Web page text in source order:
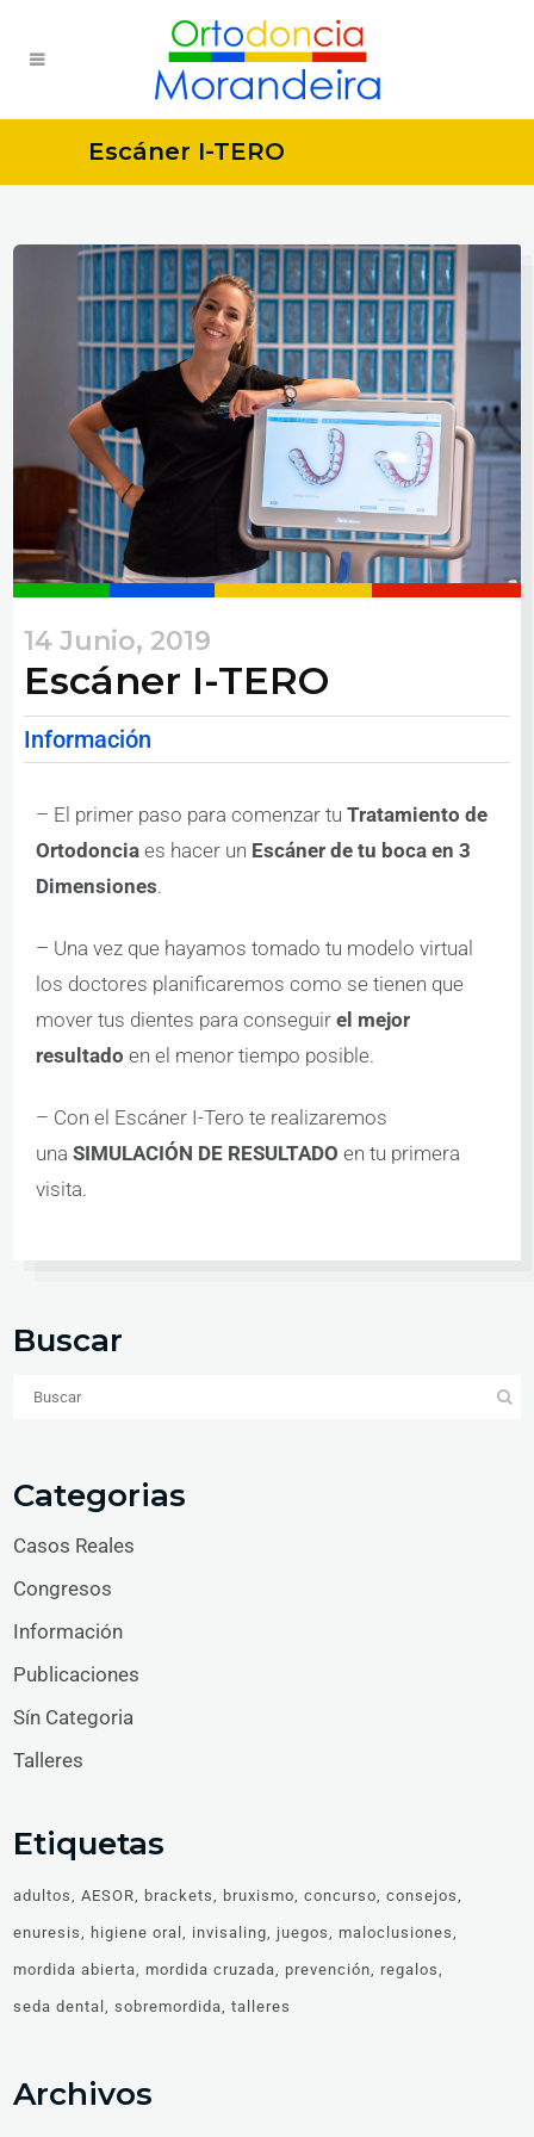
Escáner I-TERO
14 Junio, 2019
Escáner I-TERO
Información
– El primer paso para comenzar tuTratamiento de
Ortodoncia es hacer un Escáner de tu boca en 3
Dimensiones.
– Una vez que hayamos tomado tu modelo virtual
los doctores planificaremos como se tienen que
mover tus dientes para conseguirel mejor
resultado en el menor tiempo posible.
– Con el Escáner I-Tero te realizaremos
unaSIMULACIÓN DE RESULTADO en tu primera
visita.
Buscar
Categorias
Casos Reales
Congresos
Información
Publicaciones
Sín Categoria
Talleres
Etiquetas
adultos AESOR brackets bruxismo concurso consejos
enuresis higiene oral invisaling juegos maloclusiones
mordida abierta mordida cruzada prevención regalos
seda dental sobremordida talleres
Archivos